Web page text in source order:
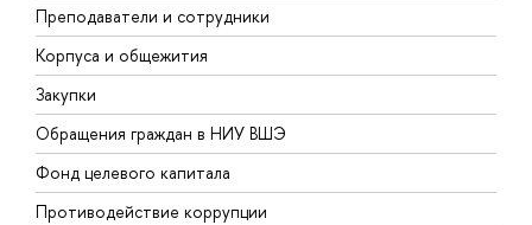
Преподаватели и сотрудники
Корпуса и общежития
Закупки
Обращения граждан в НИУ ВШЭ
Фонд целевого капитала
Противодействие коррупции